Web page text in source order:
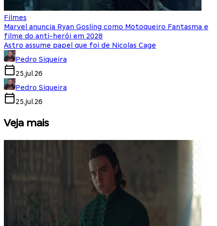
Filmes
Marvel anuncia Ryan Gosling como Motoqueiro Fantasma e
filme do anti-herói em 2028
Astro assume papel que foi de Nicolas Cage
Pedro Siqueira
25.jul.26
Pedro Siqueira
25.jul.26
Veja mais